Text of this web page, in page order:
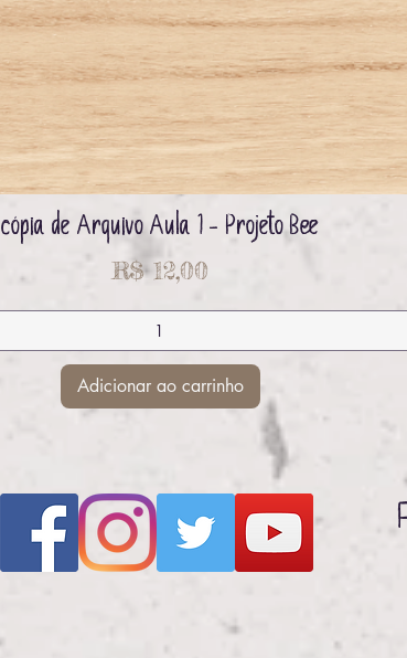
Visualização rápida
cópia de Arquivo Aula 1 - Projeto Bee
Preço
R$ 12,00
Adicionar ao carrinho